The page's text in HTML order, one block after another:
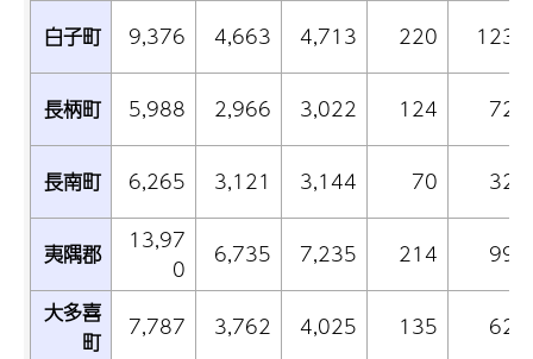
白子町 9,376 4,663 4,713 220 123
長柄町 5,988 2,966 3,022 124 72
長南町 6,265 3,121 3,144 70 32
夷隅郡
13,97
0
6,735 7,235 214
99
大多喜
町
7,787 3,762 4,025 135 62